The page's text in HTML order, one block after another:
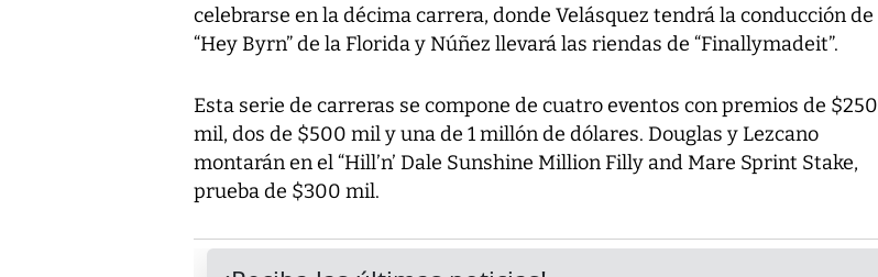
celebrarse en la décima carrera, donde Velásquez tendrá la conducción de
“Hey Byrn” de la Florida y Núñez llevará las riendas de “Finallymadeit”.
Esta serie de carreras se compone de cuatro eventos con premios de $250
mil, dos de $500 mil y una de 1 millón de dólares. Douglas y Lezcano
montarán en el “Hill’n’ Dale Sunshine Million Filly and Mare Sprint Stake,
prueba de $300 mil.